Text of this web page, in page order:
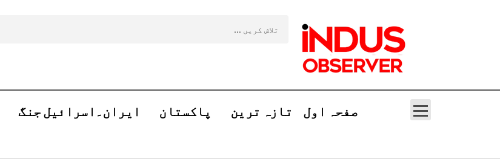
صفحہ اول تازہ ترین پاکستان ایران۔اسرائیل جنگ